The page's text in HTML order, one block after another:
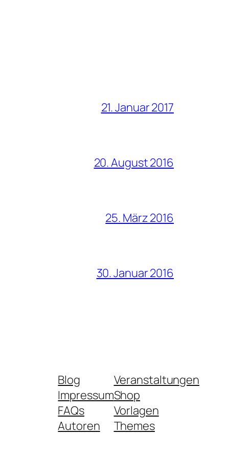
21. Januar 2017
20. August 2016
25. März 2016
30. Januar 2016
Blog
Impressum
FAQs
Autoren
Veranstaltungen
Shop
Vorlagen
Themes